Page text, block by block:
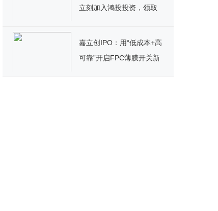
立刻加入鸿投投资，领取
嘉立创IPO：用“低成本+高
可靠”开启FPC薄膜开关新